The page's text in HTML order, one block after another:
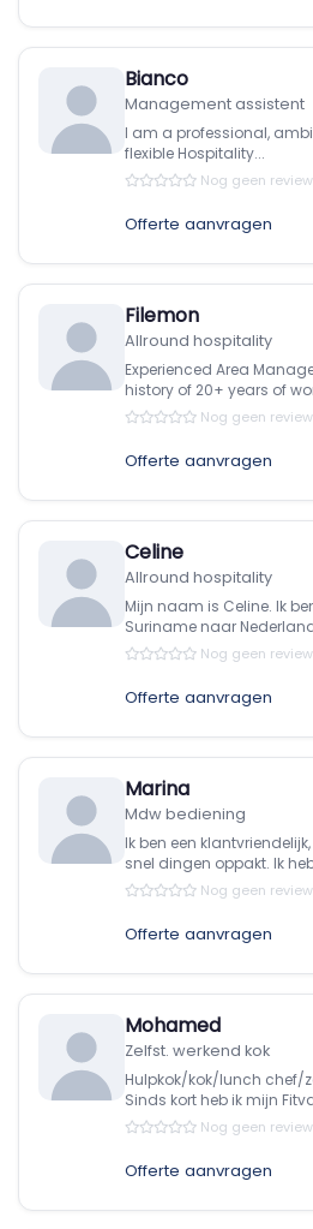
Bianco
Management assistent
I am a professional,
flexible Hospitality...
Nog geen
Offerte aanvragen
Filemon
Allround hospitality
Experienced Area
history of 20+ years of
Nog geen
Offerte aanvragen
Celine
Allround hospitality
Mijn naam is Celine. Ik
Suriname naar
Nog geen
Offerte aanvragen
Marina
Mdw bediening
Ik ben een
snel dingen oppakt. Ik
Nog geen
Offerte aanvragen
Mohamed
Zelfst. werkend kok
Hulpkok/kok/lunch chef/
Sinds kort heb ik mijn
Nog geen
Offerte aanvragen